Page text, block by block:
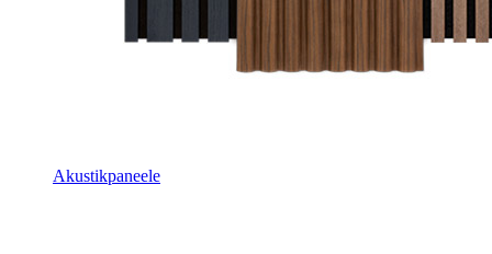
Akustikpaneele